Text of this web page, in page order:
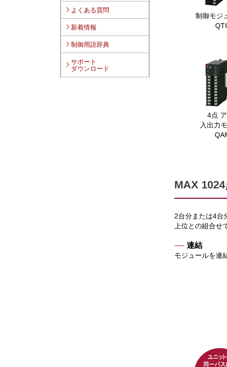
よくある質問
新着情報
制御用語辞典
サポート
ダウンロード
制御モジ
4点
入出力
MAX
2台分または4台
上位との組合
連結
モジュールを連